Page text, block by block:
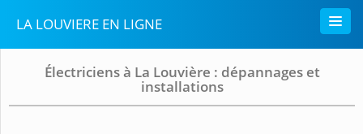
LA LOUVIERE EN LIGNE
Électriciens à La Louvière : dépannages et
installations